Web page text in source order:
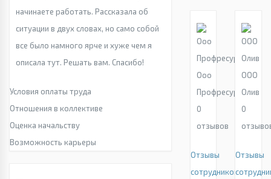
начинаете работать. Рассказала об
ситуации в двух словах, но само собой
все было намного ярче и хуже чем я
описала тут. Решать вам. Спасибо!
Условия оплаты труда
Отношения в коллективе
Оценка начальству
Возможность карьеры
Ооо
Профресурс
0
отзывов
Отзывы
сотрудников
ООО
Олив
0
Отзывы